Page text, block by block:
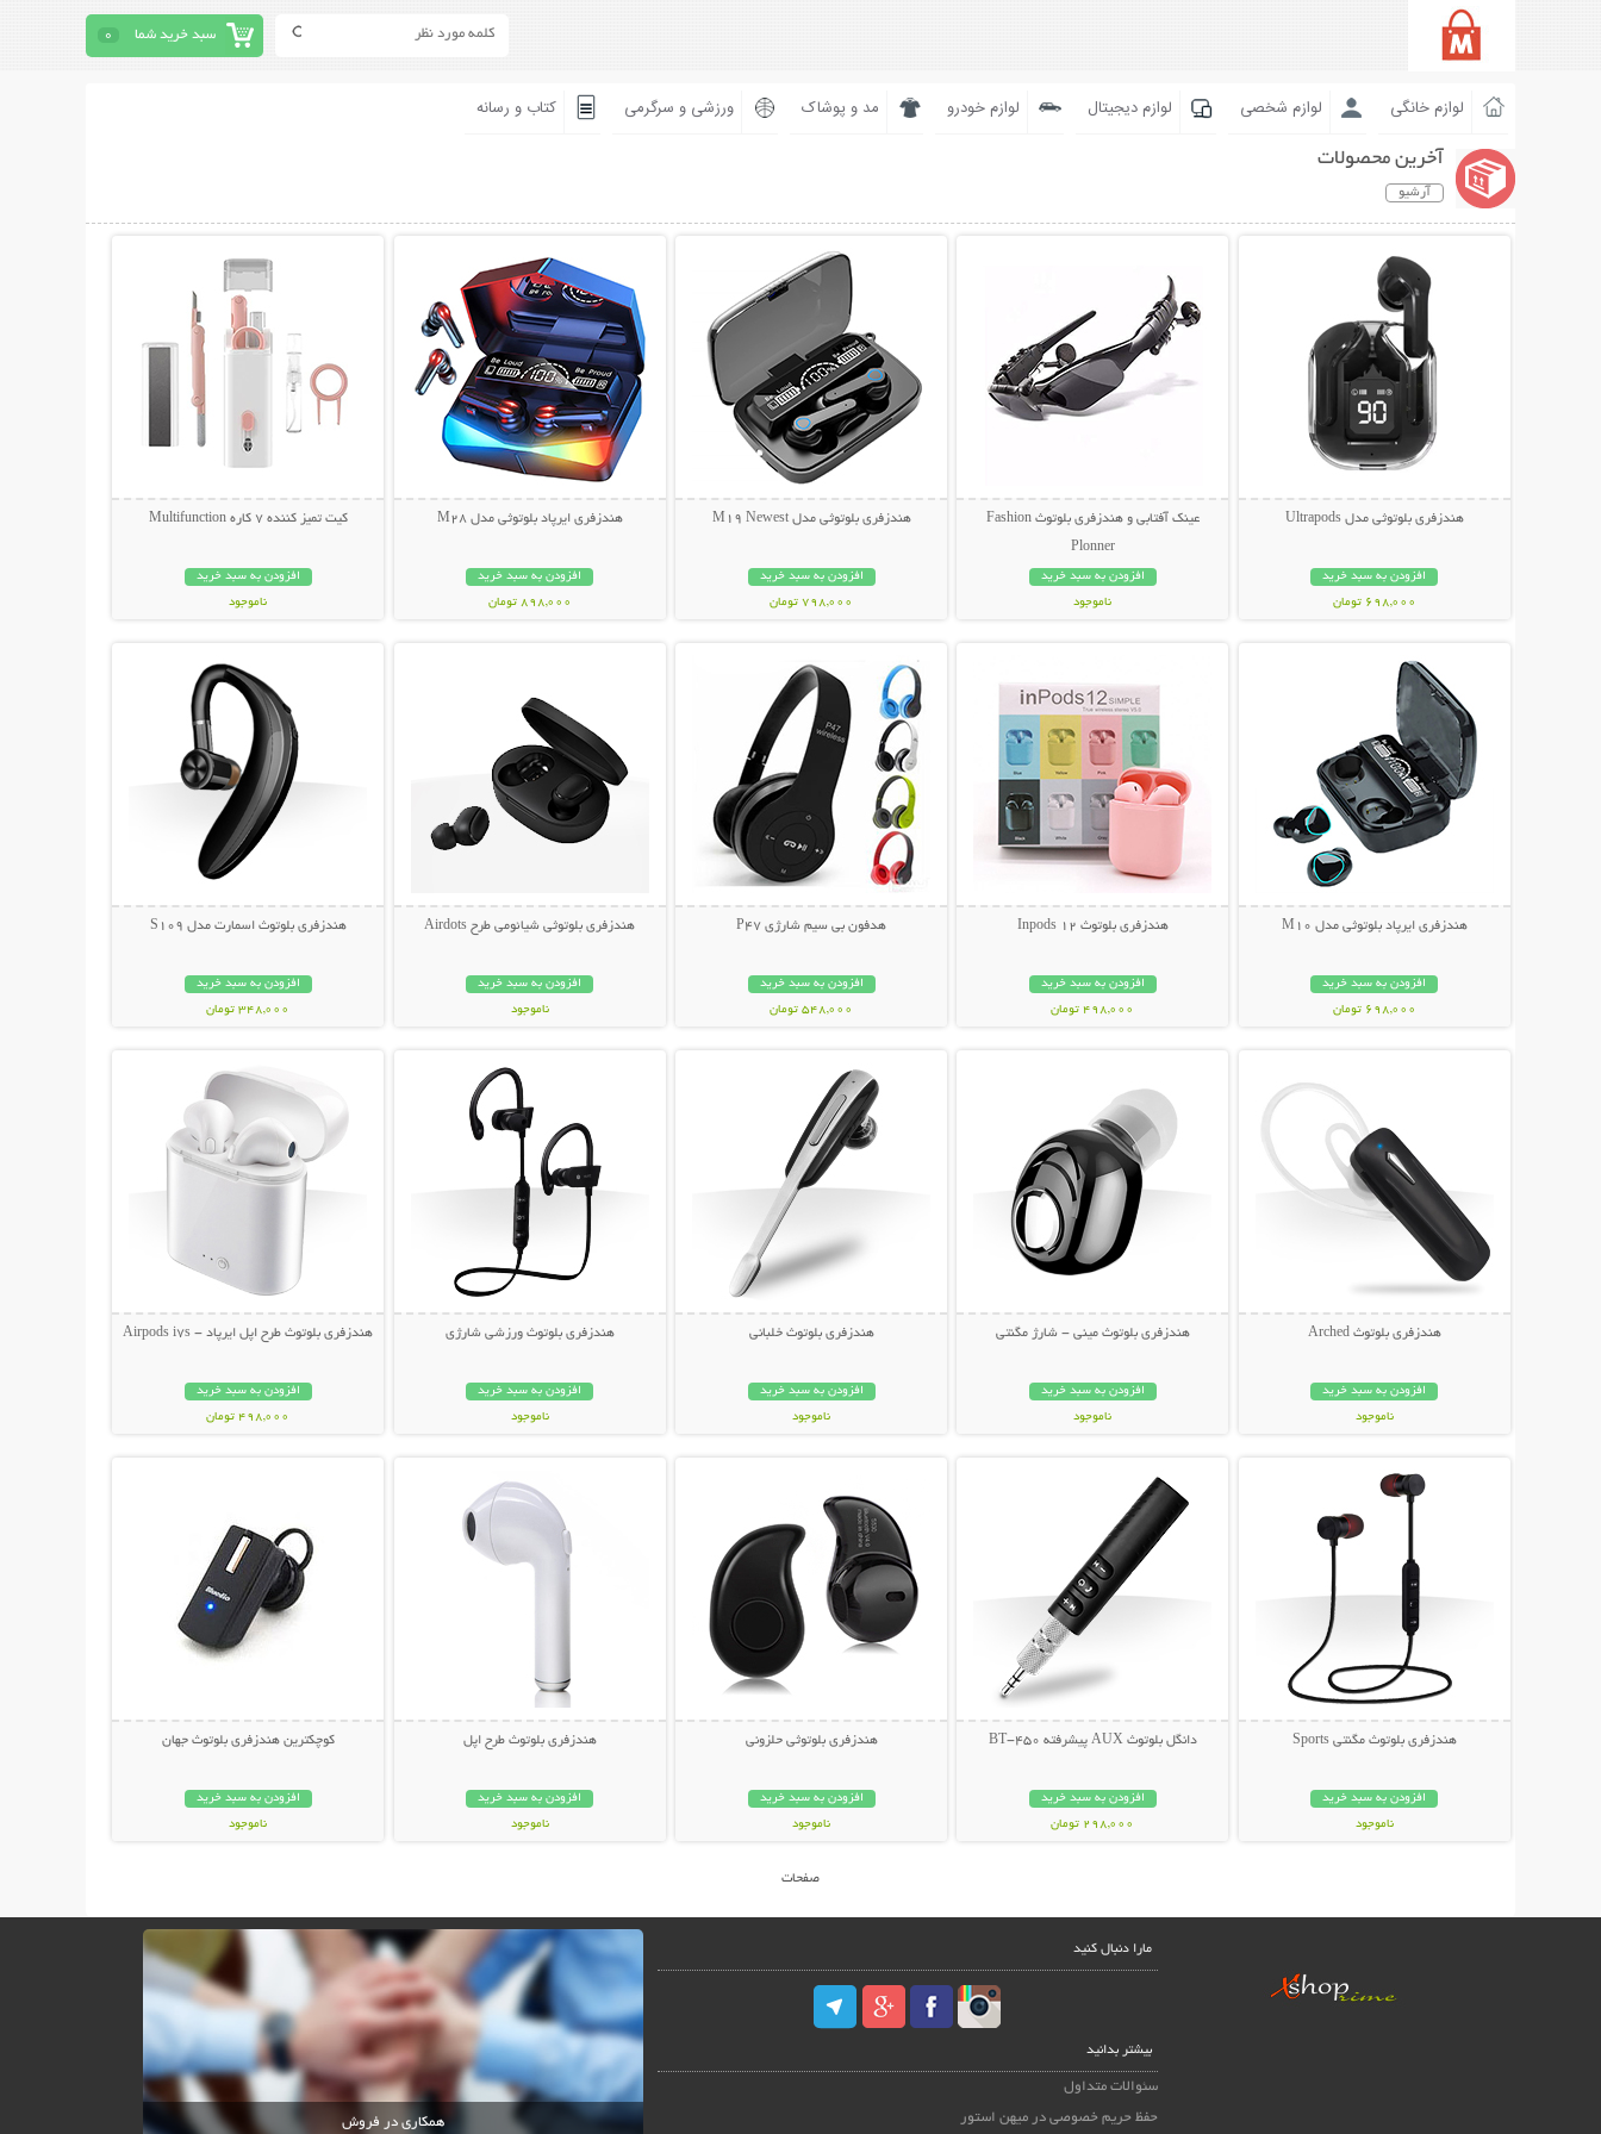
سبد خرید شما 0
لوازم خانگی لوازم شخصی لوازم دیجیتال لوازم خودرو مد و پوشاک ورزشی و سرگرمی کتاب و رسانه
آخرین محصولات
آرشیو
هندزفری بلوتوثی مدل Ultrapods
افزودن به سبد خرید
698,000 تومان
عینک آفتابی و هندزفری بلوتوث Fashion
Plonner
افزودن به سبد خرید
ناموجود
هندزفری بلوتوثی مدل M19 Newest
افزودن به سبد خرید
798,000 تومان
هندزفری ایرپاد بلوتوثی مدل M28
افزودن به سبد خرید
898,000 تومان
کیت تمیز کننده 7 کاره Multifunction
افزودن به سبد خرید
ناموجود
هندزفری ایرپاد بلوتوثی مدل M10
افزودن به سبد خرید
698,000 تومان
هندزفری بلوتوث Inpods 12
افزودن به سبد خرید
498,000 تومان
هدفون بی سیم شارژی P47
افزودن به سبد خرید
548,000 تومان
هندزفری بلوتوثی شیائومی طرح Airdots
افزودن به سبد خرید
ناموجود
هندزفری بلوتوث اسمارت مدل S109
افزودن به سبد خرید
348,000 تومان
هندزفری بلوتوث Arched
افزودن به سبد خرید
ناموجود
هندزفری بلوتوث مینی - شارژ مگنتی
افزودن به سبد خرید
ناموجود
هندزفری بلوتوث خلبانی
افزودن به سبد خرید
ناموجود
هندزفری بلوتوث ورزشی شارژی
افزودن به سبد خرید
ناموجود
هندزفری بلوتوث طرح اپل ایرپاد - Airpods i7s
افزودن به سبد خرید
498,000 تومان
هندزفری بلوتوث مگنتی Sports
افزودن به سبد خرید
ناموجود
دانگل بلوتوث AUX پیشرفته BT-450
افزودن به سبد خرید
298,000 تومان
هندزفری بلوتوثی حلزونی
افزودن به سبد خرید
ناموجود
هندزفری بلوتوث طرح اپل
افزودن به سبد خرید
ناموجود
کوچکترین هندزفری بلوتوث جهان
افزودن به سبد خرید
ناموجود
صفحات
مارا دنبال کنید
بیشتر بدانید
سئوالات متداول
حفظ حریم خصوصی در میهن استور
همکاری در فروش